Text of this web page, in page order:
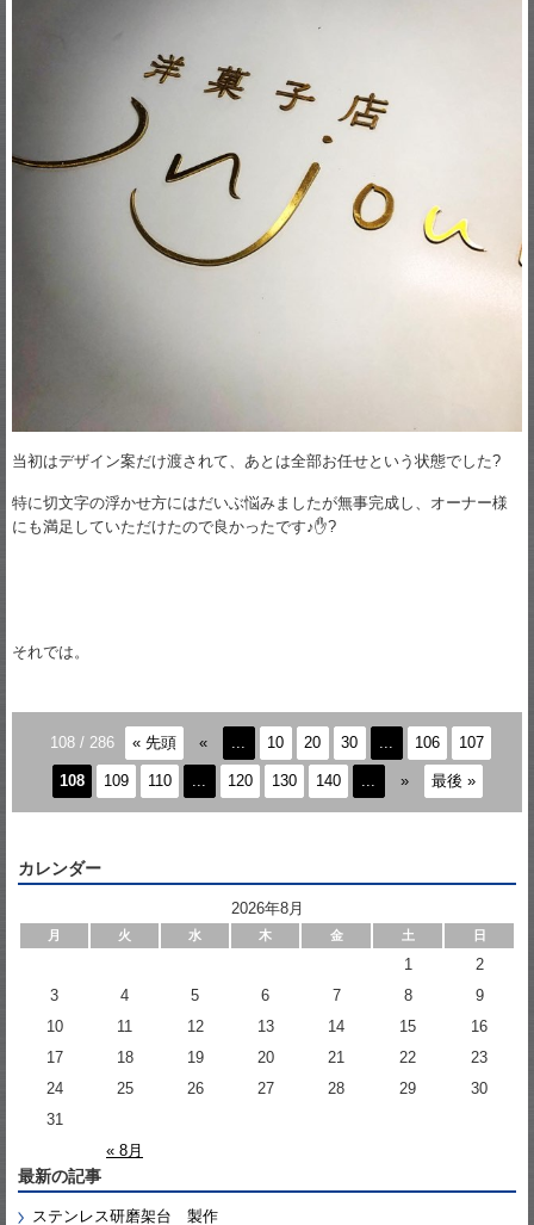
当初はデザイン案だけ渡されて、あとは全部お任せという状態でした?
特に切文字の浮かせ方にはだいぶ悩みましたが無事完成し、オーナー様
にも満足していただけたので良かったです♪✋?
それでは。
108 / 286 « 先頭 « 10 20 30 106 107
108 109 110 120 130 140 » 最後 »
カレンダー
2026年8月
月 火 水 木 金 土 日
« 8月
1
2
3
4 5 6 7 8
9
10
11 12 13 14 15
16
17
18 19 20 21 22
23
24
25 26 27 28 29
30
31
最新の記事
ステンレス研磨架台 製作